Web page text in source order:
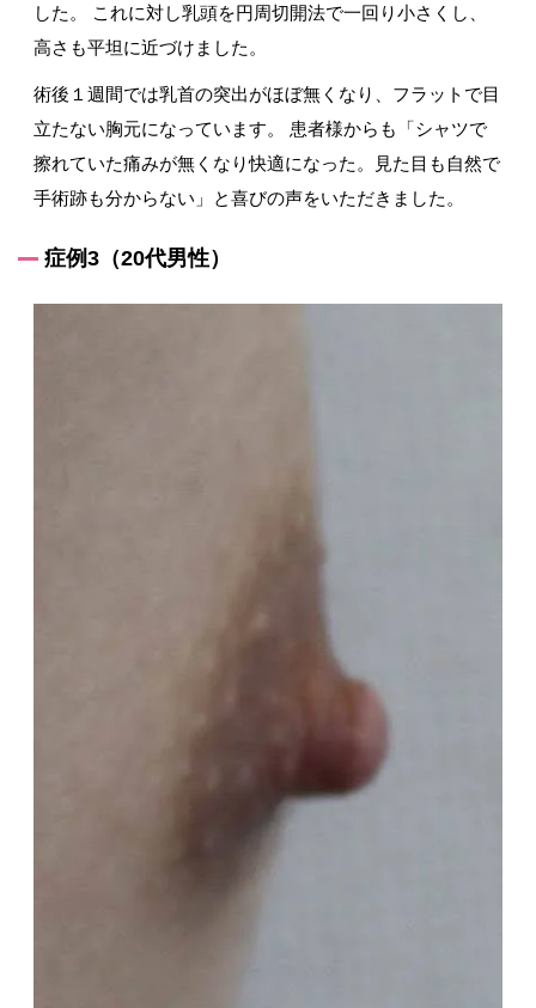
した。 これに対し乳頭を円周切開法で一回り小さくし、
高さも平坦に近づけました。
術後１週間では乳首の突出がほぼ無くなり、フラットで目
立たない胸元になっています。 患者様からも「シャツで
擦れていた痛みが無くなり快適になった。見た目も自然で
手術跡も分からない」と喜びの声をいただきました。
症例3（20代男性）